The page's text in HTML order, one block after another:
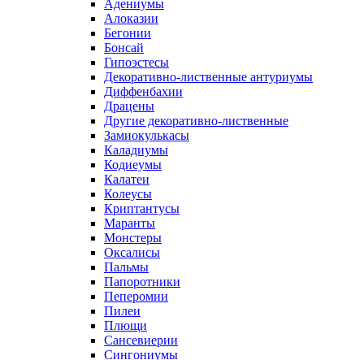
Адениумы
Алоказии
Бегонии
Бонсай
Гипоэстесы
Декоративно-лиственные антуриумы
Диффенбахии
Драцены
Другие декоративно-лиственные
Замиокулькасы
Каладиумы
Кодиеумы
Калатеи
Колеусы
Криптантусы
Маранты
Монстеры
Оксалисы
Пальмы
Папоротники
Пеперомии
Пилеи
Плющи
Сансевиерии
Сингониумы